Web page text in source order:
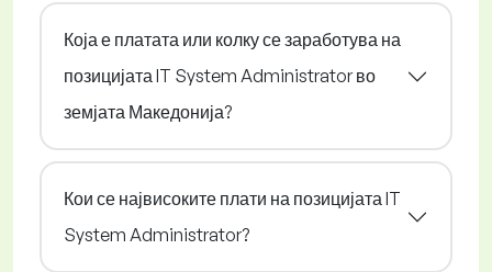
Која е платата или колку се заработува на
позицијата IT System Administrator во
земјата Македонија?
Кои се највисоките плати на позицијата IT
System Administrator?